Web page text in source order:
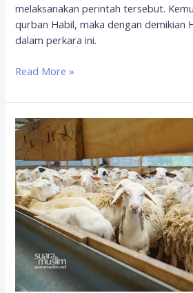
melaksanakan perintah tersebut.
qurban Habil, maka dengan demikian
dalam perkara ini.
Read More »
Melejitkan
Kedermawanan
dengan
Ibadah
Kurban